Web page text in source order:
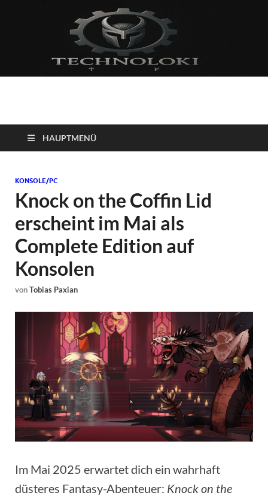
Technoloki: Gaming
und Entertainment
News
Blockbuster, Indie-Perlen und Retro-Klassiker.
HAUPTMENÜ
KONSOLE/PC
Knock on the Coffin Lid
erscheint im Mai als
Complete Edition auf
Konsolen
vonTobias Paxian
Im Mai 2025 erwartet dich ein wahrhaft
düsteres Fantasy-Abenteuer: Knock on the